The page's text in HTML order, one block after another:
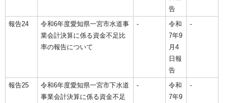
告
報告24
令和6年度愛知県一宮市水道事
業会計決算に係る資金不足比
率の報告について
‐
令和
7年9
月4
日報
告
‐
報告25
令和6年度愛知県一宮市下水道
事業会計決算に係る資金不足
‐
令和
7年9
‐